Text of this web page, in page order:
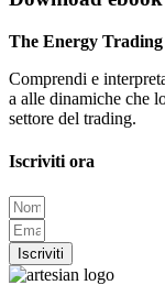
The Energy
Comprendi e
a alle dinamiche che
settore del trading.
Iscriviti ora
Iscriviti